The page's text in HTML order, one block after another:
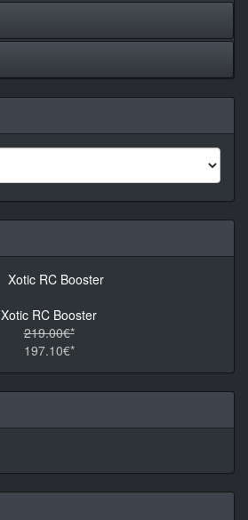
Xotic RC Booster
219.00€*
197.10€*